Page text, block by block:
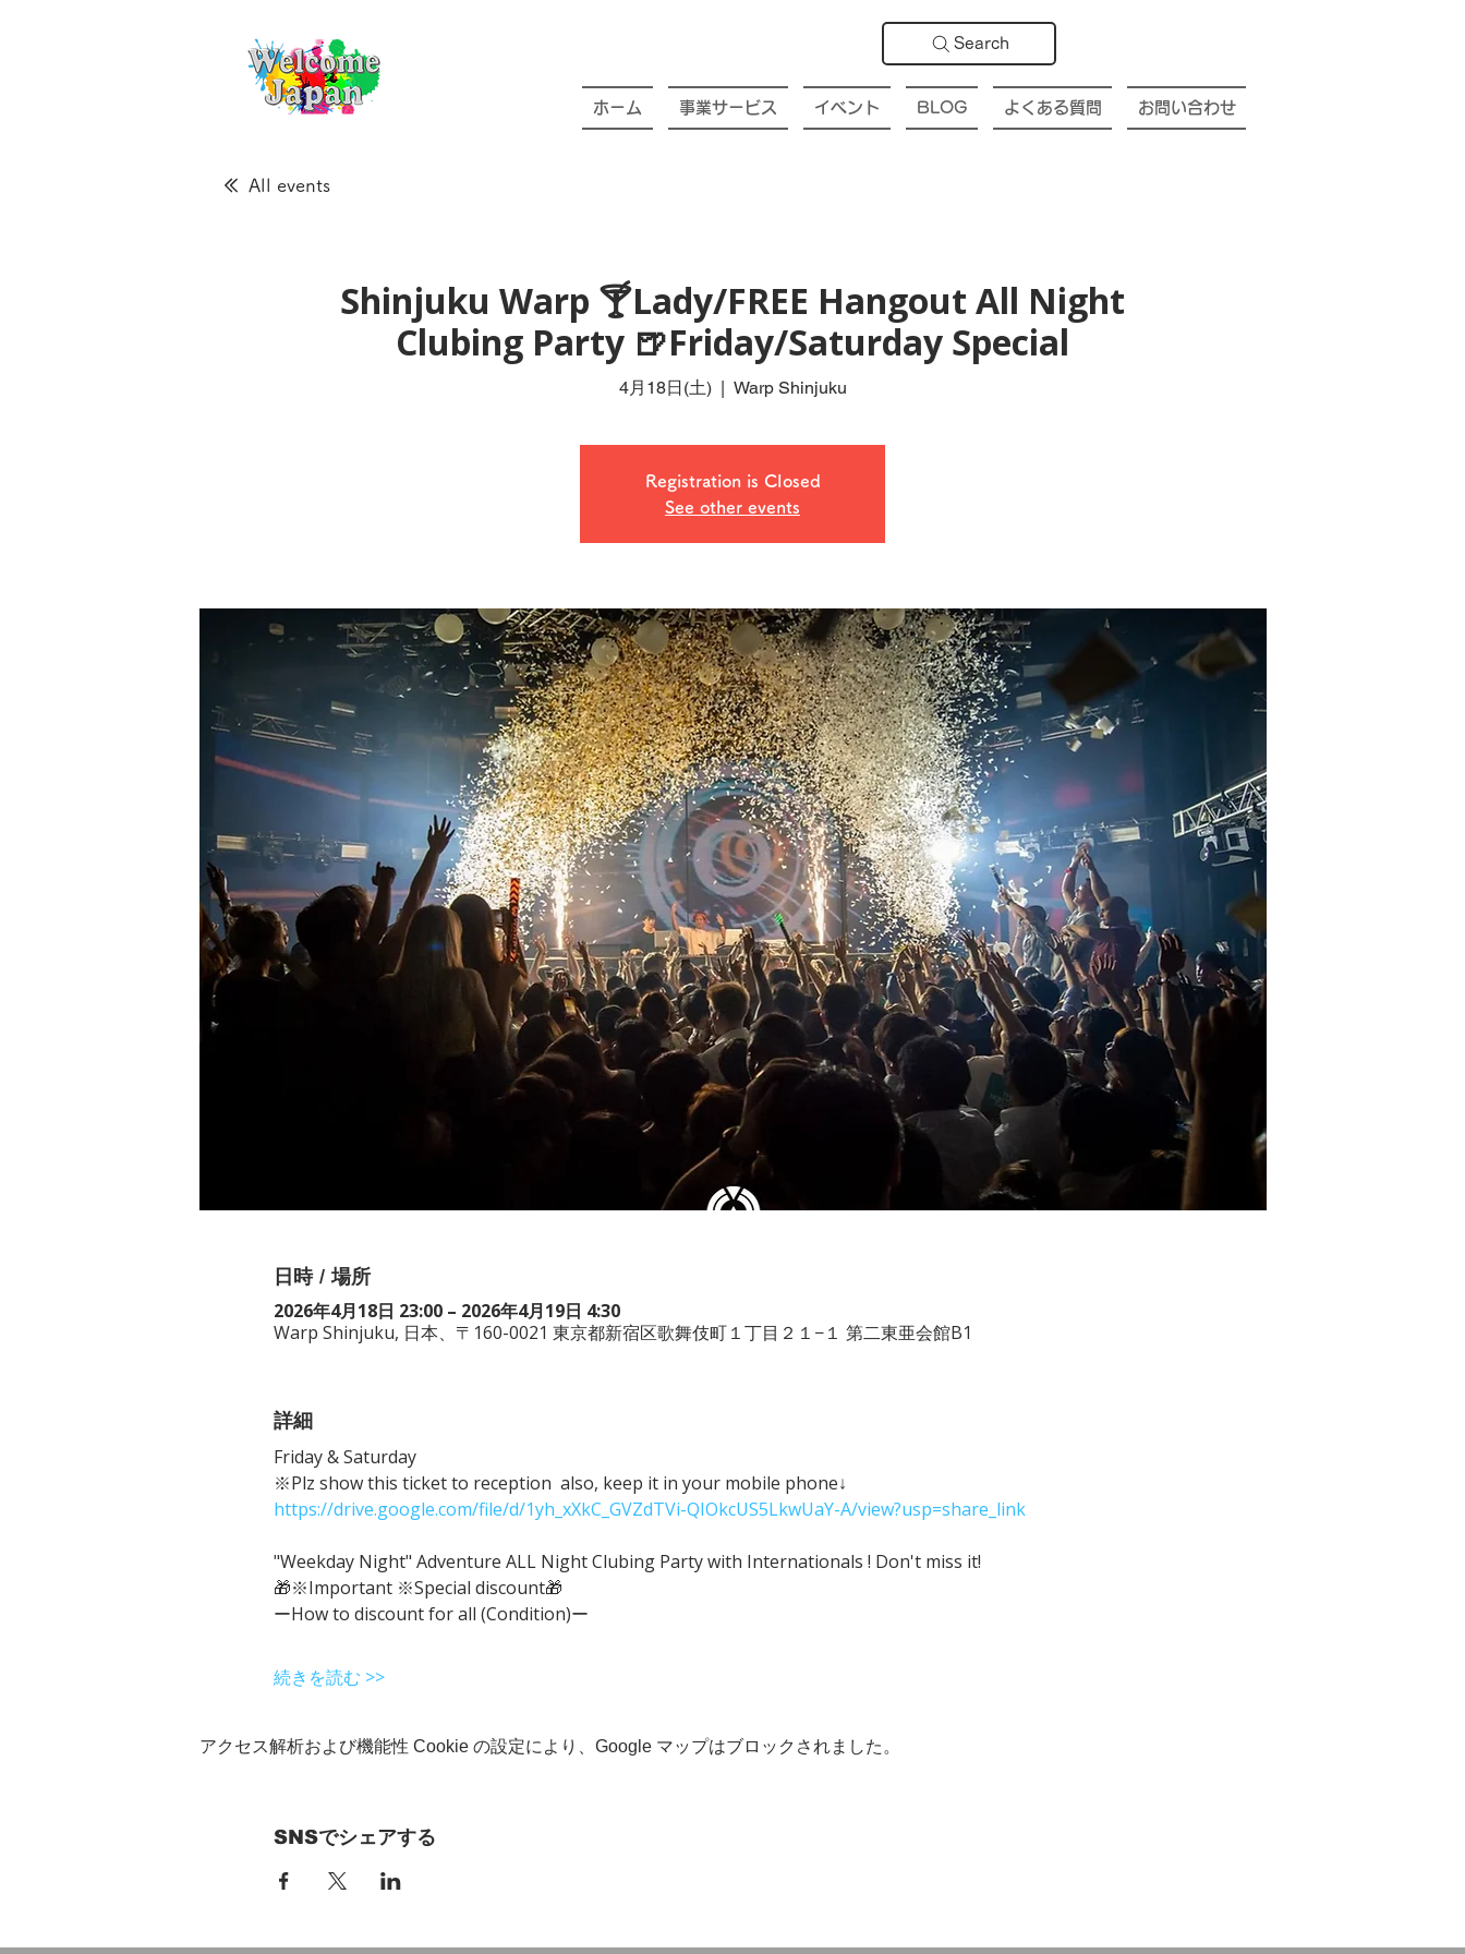
Search
ホーム 事業サービス イベント BLOG よくある質問 お問い合わせ
All events
Shinjuku Warp 🍸Lady/FREE Hangout All Night
Clubing Party 🍺Friday/Saturday Special
4月18日(土)
  |
Warp Shinjuku
Registration is Closed
See other events
日時 / 場所
2026年4月18日 23:00 – 2026年4月19日 4:30
Warp Shinjuku, 日本、〒160-0021 東京都新宿区歌舞伎町１丁目２１−１ 第二東亜会館B1
詳細
Friday & Saturday
※Plz show this ticket to reception  also, keep it in your mobile phone↓
https://drive.google.com/file/d/1yh_xXkC_GVZdTVi-QIOkcUS5LkwUaY-A/view?usp=share_link
"Weekday Night" Adventure ALL Night Clubing Party with Internationals ! Don't miss it!
🎁※Important ※Special discount🎁
ーHow to discount for all (Condition)ー
続きを読む >>
アクセス解析および機能性 Cookie の設定により、Google マップはブロックされました。
SNSでシェアする